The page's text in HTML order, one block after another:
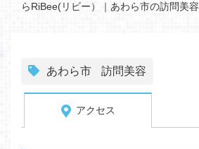
らRiBee(リビー）｜あわら市の訪問美容
あわら市 訪問美容
アクセス